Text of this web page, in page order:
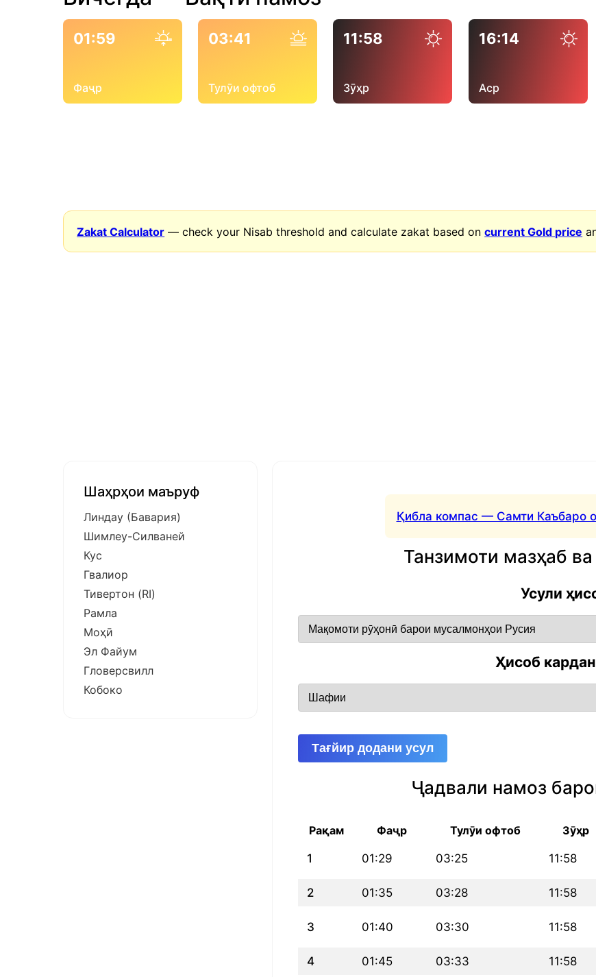
01:59
Фаҷр
03:41
Тулӯи офтоб
11:58
Зӯҳр
16:14
Аср
Zakat Calculator — check your Nisab threshold and calculate zakat based oncurrent Gold price
Қибла компас — Самти Каъбаро
Танзимоти мазҳаб
Усули
Ҳисоб
Тағйир додани усул
Ҷадвали намоз
Рақам Фаҷр Тулӯи офтоб Зӯҳр
1 01:29 03:25 11:58
2 01:35 03:28 11:58
3 01:40 03:30 11:58
4 01:45 03:33 11:58
Шаҳрҳои маъруф
Линдау (Бавария)
Шимлеу-Силваней
Кус
Гвалиор
Тивертон (RI)
Рамла
Моҳӣ
Эл Файум
Гловерсвилл
Кобоко